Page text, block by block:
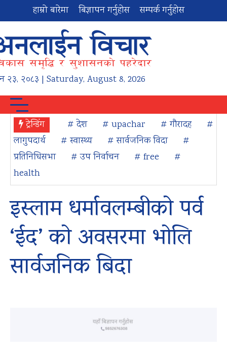
हाम्रो बारेमा बिज्ञापन गर्नुहोस सम्पर्क गर्नुहोस
२३, २०८३ | Saturday, August 8, 2026
ट्रेन्डिंग # देश # upachar # गौरादह
#
लागुपदार्थ
# स्वास्थ्य # सार्वजनिक विदा
#
प्रतिनिधिसभा
# उप निर्वाचन # free
#
health
इस्लाम धर्मावलम्बीको पर्व
‘ईद’ को अवसरमा भोलि
सार्वजनिक बिदा